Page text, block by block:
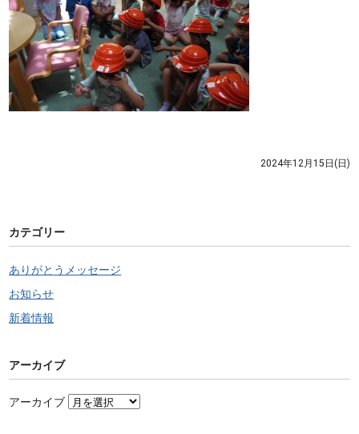
カテゴリー
ありがとうメッセージ
お知らせ
新着情報
アーカイブ
アーカイブ
2024年12月15日(日)